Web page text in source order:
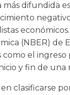
más difundida
(NBER)
como el
y fin de una
clasificarse